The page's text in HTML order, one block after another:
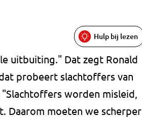
Hulp bij lezen
uitbuiting." Dat zegt Ronald
probeert slachtoffers van
worden misleid,
Daarom moeten we scherper